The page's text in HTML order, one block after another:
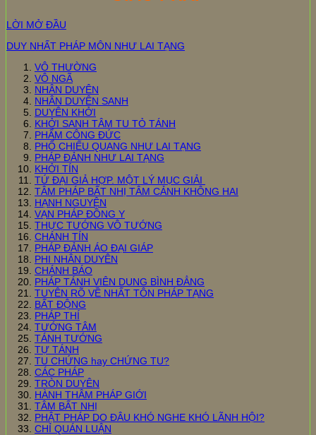
LỜI MỞ ĐẦU
DUY NHẤT PHÁP MÔN NHƯ LAI TẠNG
VÔ THƯỜNG
VÔ NGÃ
NHÂN DUYÊN
NHÂN DUYÊN SANH
DUYÊN KHỞI
KHỞI SANH TÂM TU TỎ TÁNH
PHẨM CÔNG ĐỨC
PHỔ CHIẾU QUANG NHƯ LAI TẠNG
PHÁP ĐẢNH NHƯ LAI TẠNG
KHỞI TÍN
TỨ ĐẠI GIẢ HỢP. MỘT LÝ MỤC GIẢI
TÂM PHÁP BẤT NHỊ TÂM CẢNH KHÔNG HAI
HẠNH NGUYỆN
VẠN PHÁP ĐỒNG Y
THỰC TƯỚNG VÔ TƯỚNG
CHÁNH TÍN
PHÁP ĐẢNH ÁO ĐẠI GIÁP
PHI NHÂN DUYÊN
CHÁNH BÁO
PHÁP TÁNH VIÊN DUNG BÌNH ĐẲNG
TUYÊN RÕ VỀ NHẤT TÔN PHÁP TẠNG
BẤT ĐỘNG
PHÁP THÍ
TƯỚNG TÂM
TÁNH TƯỚNG
TỰ TÁNH
TU CHỨNG hay CHỨNG TU?
CÁC PHÁP
TRÒN DUYÊN
HÀNH THÂM PHÁP GIỚI
TÂM BẤT NHỊ
PHẬT PHÁP DO ĐÂU KHÓ NGHE KHÓ LÃNH HỘI?
CHỈ QUÁN LUẬN